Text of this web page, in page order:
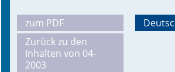
Online First
A&I English
zum PDF
Zurück zu den
Inhalten von 04-
2003